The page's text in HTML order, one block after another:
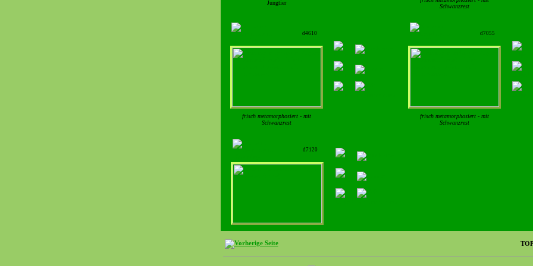
Jungtier
Schwanzrest
d4610
frisch metamorphosiert - mit
Schwanzrest
d7055
frisch metamorphosiert - mit
Schwanzrest
d7120